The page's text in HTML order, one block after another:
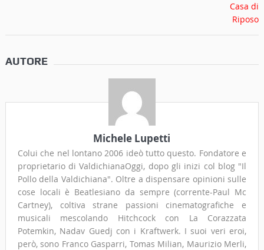
AUTORE
Michele Lupetti
Colui che nel lontano 2006 ideò tutto questo. Fondatore e
proprietario di ValdichianaOggi, dopo gli inizi col blog "Il
Pollo della Valdichiana". Oltre a dispensare opinioni sulle
cose locali è Beatlesiano da sempre (corrente-Paul Mc
Cartney), coltiva strane passioni cinematografiche e
musicali mescolando Hitchcock con La Corazzata
Potemkin, Nadav Guedj con i Kraftwerk. I suoi veri eroi,
però, sono Franco Gasparri, Tomas Milian, Maurizio Merli,